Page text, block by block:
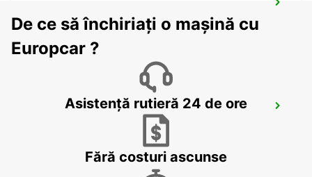
UPPLANDS VASBY - SWEDEN
STOCKHOLM SKODA BREDDEN
UPPLANDS VASBY - SWEDEN
De ce să închiriați o mașină cu
Europcar ?
Asistență rutieră 24 de ore
Fără costuri ascunse